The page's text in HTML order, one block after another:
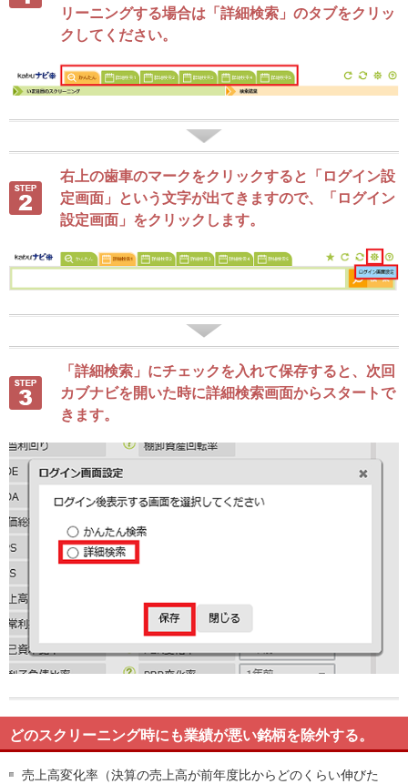
リーニングする場合は「詳細検索」のタブをクリッ
クしてください。
右上の歯車のマークをクリックすると「ログイン設
定画面」という文字が出てきますので、「ログイン
設定画面」をクリックします。
「詳細検索」にチェックを入れて保存すると、次回
カブナビを開いた時に詳細検索画面からスタートで
きます。
どのスクリーニング時にも業績が悪い銘柄を除外する。
売上高変化率（決算の売上高が前年度比からどのくらい伸びた